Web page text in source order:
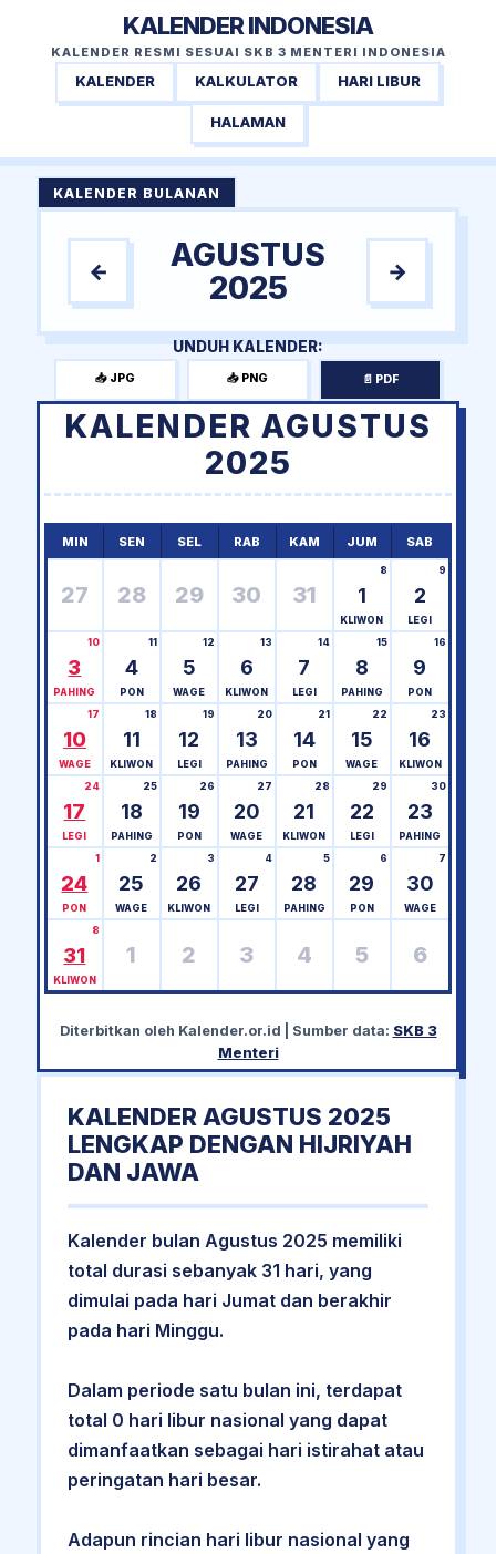
KALENDER INDONESIA
KALENDER RESMI SESUAI SKB 3 MENTERI INDONESIA
KALENDER KALKULATOR HARI LIBUR
HALAMAN
KALENDER BULANAN
←
AGUSTUS
2025
→
UNDUH KALENDER:
📥 JPG 📥 PNG 📄 PDF
KALENDER AGUSTUS
2025
MIN SEN SEL RAB KAM JUM SAB
27 28 29 30 31 1
8
KLIWON
2
9
LEGI
3
10
PAHING
4
11
PON
5
12
WAGE
6
13
KLIWON
7
14
LEGI
8
15
PAHING
9
16
PON
10
17
WAGE
11
18
KLIWON
12
19
LEGI
13
20
PAHING
14
21
PON
15
22
WAGE
16
23
KLIWON
17
24
LEGI
18
25
PAHING
19
26
PON
20
27
WAGE
21
28
KLIWON
22
29
LEGI
23
30
PAHING
24
1
PON
25
2
WAGE
26
3
KLIWON
27
4
LEGI
28
5
PAHING
29
6
PON
30
7
WAGE
31
8
KLIWON
1 2 3 4 5 6
Diterbitkan oleh Kalender.or.id | Sumber data: SKB 3
Menteri
KALENDER AGUSTUS 2025
LENGKAP DENGAN HIJRIYAH
DAN JAWA
Kalender bulan Agustus 2025 memiliki
total durasi sebanyak 31 hari, yang
dimulai pada hari Jumat dan berakhir
pada hari Minggu.
Dalam periode satu bulan ini, terdapat
total 0 hari libur nasional yang dapat
dimanfaatkan sebagai hari istirahat atau
peringatan hari besar.
Adapun rincian hari libur nasional yang